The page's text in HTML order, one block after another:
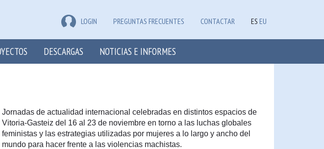
LOGIN PREGUNTAS FRECUENTES CONTACTAR ES EU
DESCARGAS NOTICIAS E INFORMES
Jornadas de actualidad internacional celebradas en distintos espacios de
Vitoria-Gasteiz del 16 al 23 de noviembre en torno a las luchas globales
feministas y las estrategias utilizadas por mujeres a lo largo y ancho del
mundo para hacer frente a las violencias machistas.